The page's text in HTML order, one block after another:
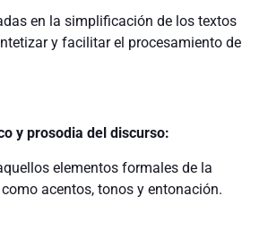
en la simplificación de los textos
y facilitar el procesamiento de
y prosodia del discurso:
elementos formales de la
acentos, tonos y entonación.